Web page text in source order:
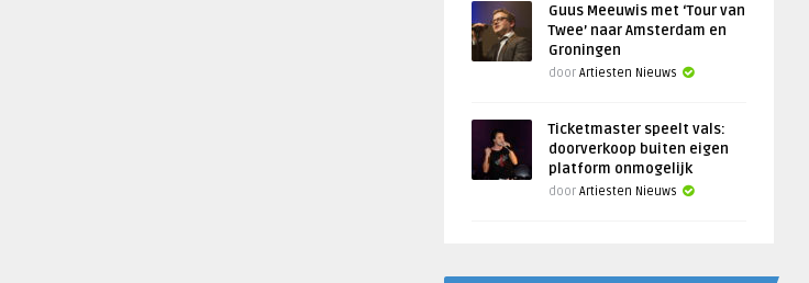
Guus Meeuwis met ‘Tour van
Twee’ naar Amsterdam en
Groningen
door Artiesten Nieuws
Ticketmaster speelt vals:
doorverkoop buiten eigen
platform onmogelijk
door Artiesten Nieuws